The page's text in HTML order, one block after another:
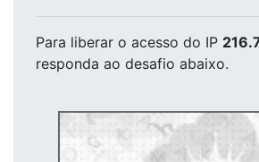
Para liberar o acesso do IP
responda ao desafio abaixo.